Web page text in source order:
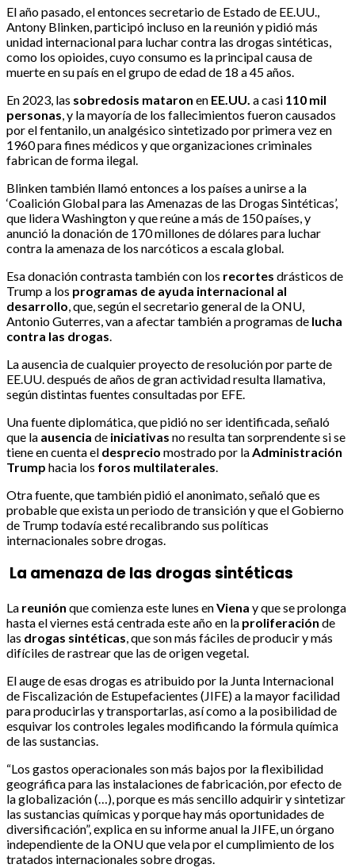
El año pasado, el entonces secretario de Estado de EE.UU.,
Antony Blinken, participó incluso en la reunión y pidió más
unidad internacional para luchar contra las drogas sintéticas,
como los opioides, cuyo consumo es la principal causa de
muerte en su país en el grupo de edad de 18 a 45 años.
En 2023, las sobredosis mataron en EE.UU. a casi 110 mil
personas , y la mayoría de los fallecimientos fueron causados
por el fentanilo, un analgésico sintetizado por primera vez en
1960 para fines médicos y que organizaciones criminales
fabrican de forma ilegal.
Blinken también llamó entonces a los países a unirse a la
‘Coalición Global para las Amenazas de las Drogas Sintéticas’,
que lidera Washington y que reúne a más de 150 países, y
anunció la donación de 170 millones de dólares para luchar
contra la amenaza de los narcóticos a escala global.
Esa donación contrasta también con los recortes drásticos de
Trump a los programas de ayuda internacional al
desarrollo , que, según el secretario general de la ONU,
Antonio Guterres, van a afectar también a programas de lucha
contra las drogas
La ausencia de cualquier proyecto de resolución por parte de
EE.UU. después de años de gran actividad resulta llamativa,
según distintas fuentes consultadas por EFE.
Una fuente diplomática, que pidió no ser identificada, señaló
que la ausencia de iniciativas no resulta tan sorprendente si se
tiene en cuenta el desprecio mostrado por la Administración
Trump hacia los foros multilaterales
Otra fuente, que también pidió el anonimato, señaló que es
probable que exista un periodo de transición y que el Gobierno
de Trump todavía esté recalibrando sus políticas
internacionales sobre drogas.
La amenaza de las drogas sintéticas
La reunión que comienza este lunes enViena y que se prolonga
hasta el viernes está centrada este año en la proliferación de
las drogas sintéticas, que son más fáciles de producir y más
difíciles de rastrear que las de origen vegetal.
El auge de esas drogas es atribuido por la Junta Internacional
de Fiscalización de Estupefacientes (JIFE) a la mayor facilidad
para producirlas y transportarlas, así como a la posibilidad de
esquivar los controles legales modificando la fórmula química
de las sustancias.
“Los gastos operacionales son más bajos por la flexibilidad
geográfica para las instalaciones de fabricación, por efecto de
la globalización (…), porque es más sencillo adquirir y sintetizar
las sustancias químicas y porque hay más oportunidades de
diversificación”, explica en su informe anual la JIFE, un órgano
independiente de la ONU que vela por el cumplimiento de los
tratados internacionales sobre drogas.